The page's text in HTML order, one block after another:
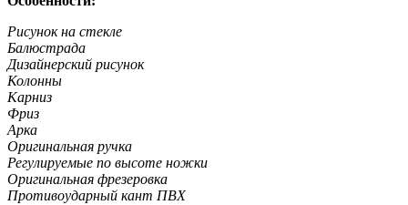
Рисунок на стекле
Балюстрада
Дизайнерский рисунок
Колонны
Карниз
Фриз
Арка
Оригинальная ручка
Регулируемые по высоте ножки
Оригинальная фрезеровка
Противоударный кант ПВХ